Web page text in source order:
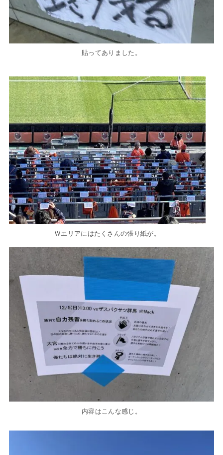
貼ってありました。
Ｗエリアにはたくさんの張り紙が。
内容はこんな感じ。